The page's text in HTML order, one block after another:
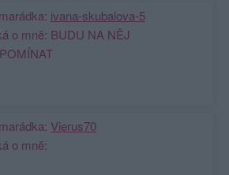
ivana-skubalova-5
o mně: BUDU NA NĚJ
Vierus70
o mně: